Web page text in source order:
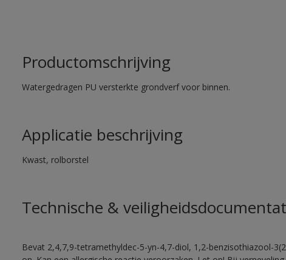
Productomschrijving
Watergedragen PU versterkte grondverf voor binnen.
Applicatie beschrijving
Kwast, rolborstel
Technische &
Bevat 2,4,7,9-tetramethyldec-5-yn-4,7-diol, 1,2-benzisothiazool-